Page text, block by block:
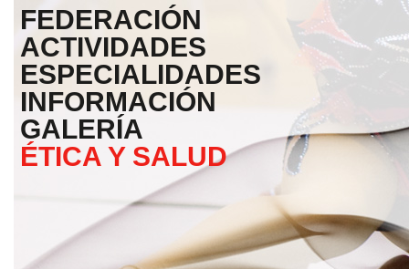
FEDERACIÓN
ACTIVIDADES
ESPECIALIDADES
INFORMACIÓN
GALERÍA
ÉTICA Y SALUD